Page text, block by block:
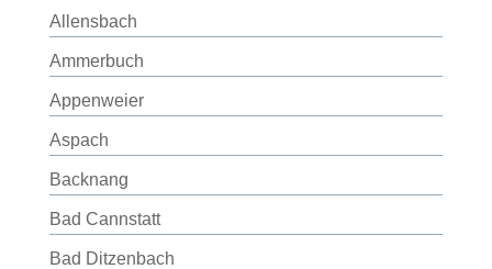
Allensbach
Ammerbuch
Appenweier
Aspach
Backnang
Bad Cannstatt
Bad Ditzenbach